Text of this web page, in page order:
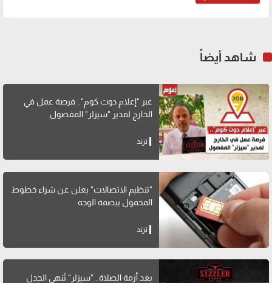
شاهد أيضاً
عبر "إعلام دوت كوم".. فرصة عمل في
الخارج لمدير "سيزلر" المفصول
ترند
"تنظيم الاتصالات" يعلن عن شراء خطوط
المحمول ببصمة الوجه
ترند
بعد أزمة الصلاة.. "سيزلر" تُنهي الجدل